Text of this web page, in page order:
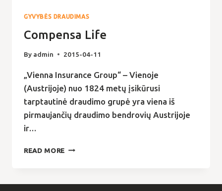
GYVYBĖS DRAUDIMAS
Compensa Life
By admin 2015-04-11
„Vienna Insurance Group“ – Vienoje
(Austrijoje) nuo 1824 metų įsikūrusi
tarptautinė draudimo grupė yra viena iš
pirmaujančių draudimo bendrovių Austrijoje
ir…
READ MORE COMPENSA